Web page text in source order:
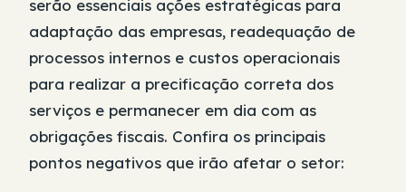
serão essenciais ações estratégicas para
adaptação das empresas, readequação de
processos internos e custos operacionais
para realizar a precificação correta dos
serviços e permanecer em dia com as
obrigações fiscais. Confira os principais
pontos negativos que irão afetar o setor: